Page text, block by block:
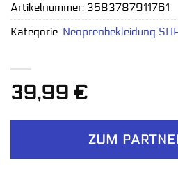
39,99 €
ZUM
Artikelnummer: 3583787911761
Kategorie: Neoprenbekleidung